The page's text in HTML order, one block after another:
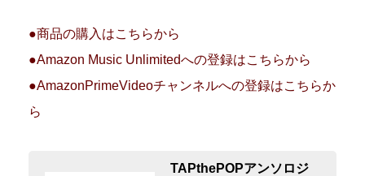
●商品の購入はこちらから
●Amazon Music Unlimitedへの登録はこちらから
●AmazonPrimeVideoチャンネルへの登録はこちらか
ら
TAPthePOPアンソロジ